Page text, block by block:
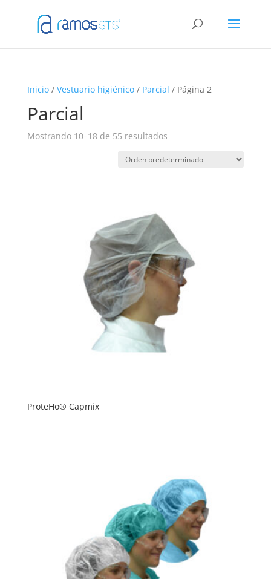
Inicio/ Vestuario higiénico/ Parcial / Página 2
Parcial
Mostrando 10–18 de 55 resultados
ProteHo® Capmix